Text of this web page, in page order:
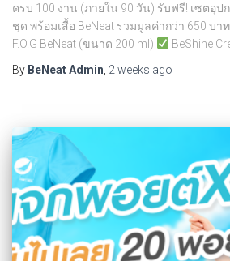
ครบ 100 งาน (ภายใน 90 วัน) รับฟรี! เซตอุ
ชุด พร้อมเสื้อ BeNeat รวมมูลค่ากว่า 650 บาท
F.O.G BeNeat (ขนาด 200 ml)
BeShine
By BeNeat Admin 2 weeks ago